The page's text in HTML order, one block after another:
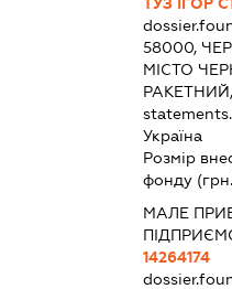
58000,
МІСТО
Україна
Розмір
фонду
МАЛЕ
14264174